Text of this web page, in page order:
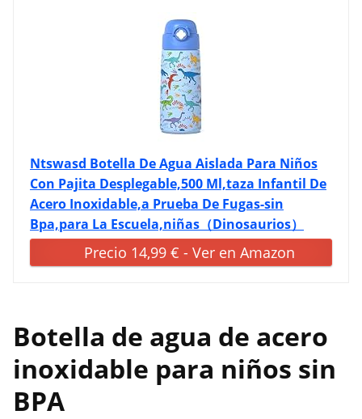
Ntswasd Botella De Agua Aislada Para Niños
Con Pajita Desplegable,500 Ml,taza Infantil De
Acero Inoxidable,a Prueba De Fugas-sin
Bpa,para La Escuela,niñas（Dinosaurios）
Precio 14,99 € - Ver en Amazon
Botella de agua de acero
inoxidable para niños sin
BPA